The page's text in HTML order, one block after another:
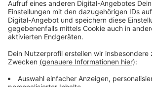
Wir benötigen Ihre
Zustimmung, um den
Video-Service zu
Wir verwenden einen
einzubetten. Dieser